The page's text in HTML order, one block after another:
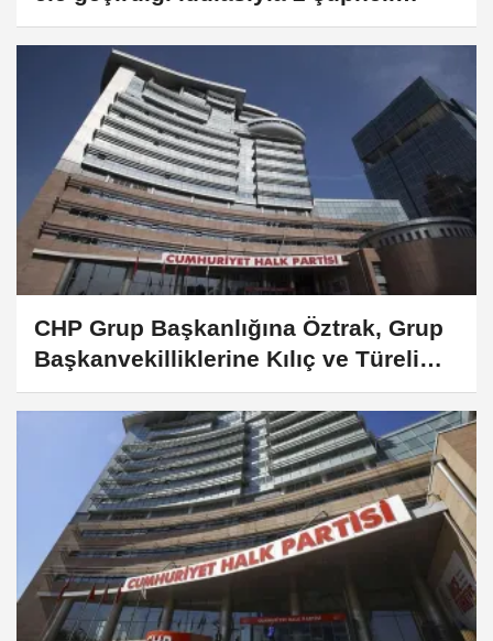
hakkında soruşturma
CHP Grup Başkanlığına Öztrak, Grup
Başkanvekilliklerine Kılıç ve Türeli
seçildi